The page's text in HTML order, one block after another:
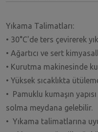
Yıkama Talimatları:
• 30°C'de ters çevirerek
• Ağartıcı ve sert
• Kurutma makinesinde
• Yüksek sıcaklıkta
• Pamuklu kumaşın
solma meydana gelebilir.
• Yıkama talimatlarına